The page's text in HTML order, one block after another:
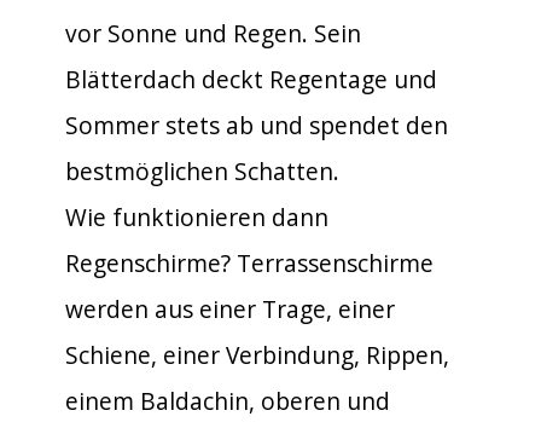
vor Sonne und Regen. Sein
Blätterdach deckt Regentage und
Sommer stets ab und spendet den
bestmöglichen Schatten.
Wie funktionieren dann
Regenschirme? Terrassenschirme
werden aus einer Trage, einer
Schiene, einer Verbindung, Rippen,
einem Baldachin, oberen und